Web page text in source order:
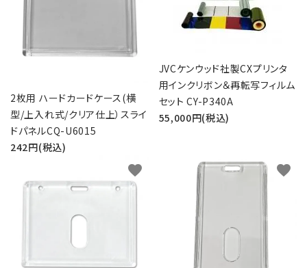
2枚用 ハードカードケース(横
型/上入れ式/クリア仕上）スライ
ドパネルCQ-U6015
242円(税込)
JVCケンウッド社製CXプリンタ
用インクリボン＆再転写フィルム
セット CY-P340A
55,000円(税込)
favorite favorite